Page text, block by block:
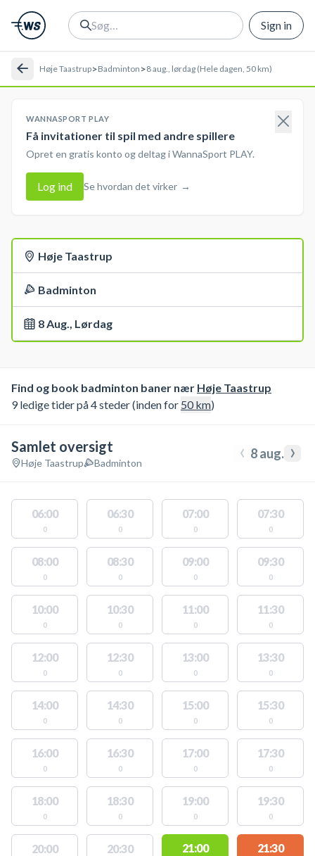
Sign in
Høje Taastrup>Badminton >8 aug., lørdag (Hele dagen, 50 km)
WANNASPORT PLAY
Få invitationer til spil med andre spillere
Opret en gratis konto og deltag i WannaSport PLAY.
Log ind Se hvordan det virker →
Høje Taastrup
Badminton
8 Aug., Lørdag
Find og book badminton baner nær Høje Taastrup
9 ledige tider på 4 steder (inden for 50km)
Samlet oversigt
Høje Taastrup Badminton ‹ 8 aug. ›
06:00
0
06:30
0
07:00
0
07:30
0
08:00
0
08:30
0
09:00
0
09:30
0
10:00
0
10:30
0
11:00
0
11:30
0
12:00
0
12:30
0
13:00
0
13:30
0
14:00
0
14:30
0
15:00
0
15:30
0
16:00
0
16:30
0
17:00
0
17:30
0
18:00
0
18:30
0
19:00
0
19:30
0
20:00 20:30 21:00 21:30